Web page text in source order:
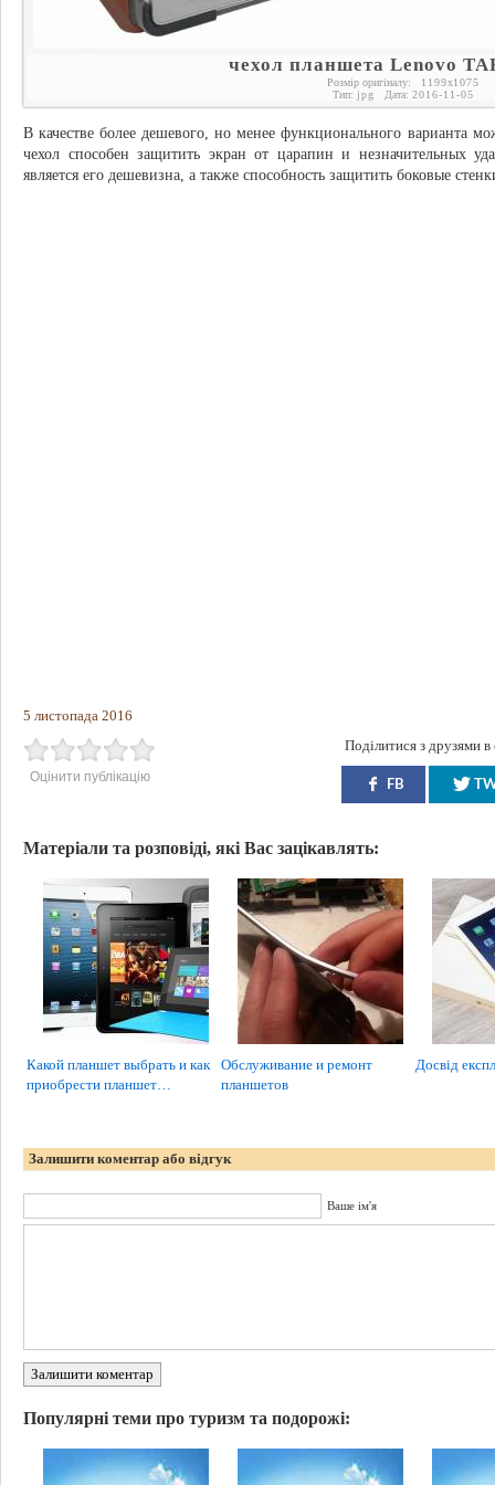
чехол планшета Lenovo
Розмір оригіналу: 1199x1075
Тип: jpg Дата: 2016-11-05
В качестве более дешевого, но менее функционального варианта
чехол способен защитить экран от царапин и незначительных
является его дешевизна, а также способность защитить боковые
5 листопада 2016
Оцінити публікацію
Поділитися з друзями
FB
Матеріали та розповіді, які Вас зацікавлять:
Какой планшет выбрать и как
приобрести планшет…
Обслуживание и ремонт
планшетов
Досвід
Залишити коментар або відгук
Ваше ім'я
Залишити коментар
Популярні теми про туризм та подорожі: